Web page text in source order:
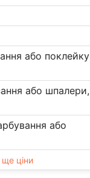
або поклейку
або шпалери,
або
ціни